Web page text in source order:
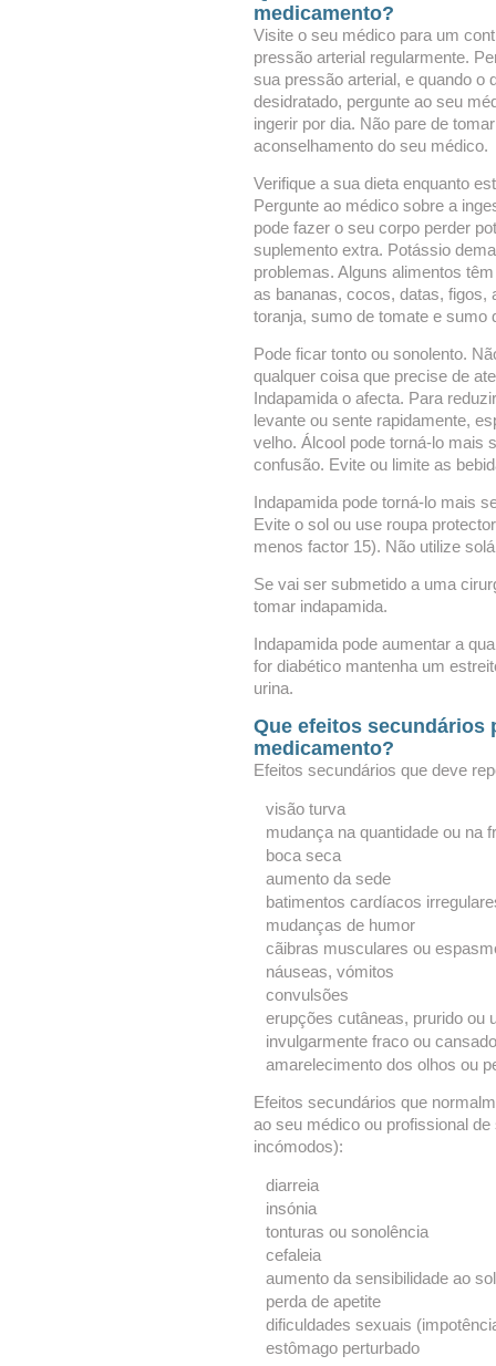
medicamento?
Visite o seu médico para um
pressão arterial regularmente.
sua pressão arterial, e quando o
desidratado, pergunte ao seu
ingerir por dia. Não pare de
aconselhamento do seu médico.
Verifique a sua dieta enquanto
Pergunte ao médico sobre a
pode fazer o seu corpo perder
suplemento extra. Potássio
problemas. Alguns alimentos
as bananas, cocos, datas,
toranja, sumo de tomate e sumo
Pode ficar tonto ou sonolento.
qualquer coisa que precise de
Indapamida o afecta. Para
levante ou sente rapidamente,
velho. Álcool pode torná-lo mais
confusão. Evite ou limite as
Indapamida pode torná-lo mais
Evite o sol ou use roupa
menos factor 15). Não utilize
Se vai ser submetido a uma
tomar indapamida.
Indapamida pode aumentar a
for diabético mantenha um
urina.
Que efeitos secundários
medicamento?
Efeitos secundários que deve
visão turva
mudança na quantidade ou na
boca seca
aumento da sede
batimentos cardíacos
mudanças de humor
cãibras musculares ou
náuseas, vómitos
convulsões
erupções cutâneas, prurido ou
invulgarmente fraco ou cansado
amarelecimento dos olhos ou
Efeitos secundários que
ao seu médico ou profissional
incómodos):
diarreia
insónia
tonturas ou sonolência
cefaleia
aumento da sensibilidade ao sol
perda de apetite
dificuldades sexuais
estômago perturbado